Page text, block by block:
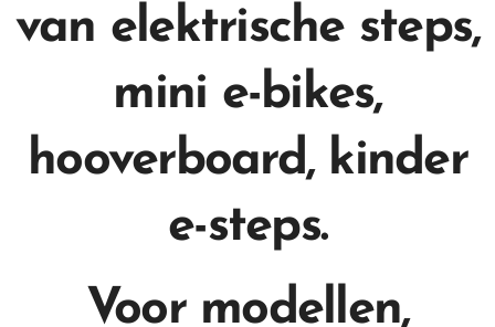
van elektrische steps,
mini e-bikes,
hooverboard, kinder
e-steps.
Voor modellen,